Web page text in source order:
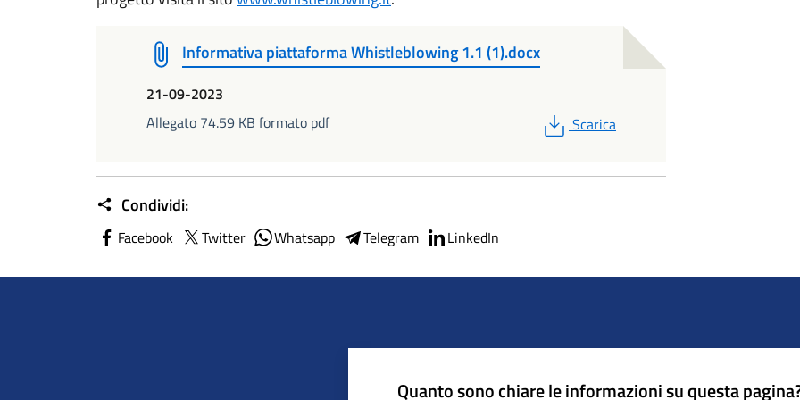
Informativa piattaforma Whistleblowing 1.1 (1).docx
21-09-2023
Allegato 74.59 KB formato pdf
PDF
Scarica
Condividi:
Facebook Twitter Whatsapp Telegram LinkedIn
Quanto sono chiare le informazioni su questa